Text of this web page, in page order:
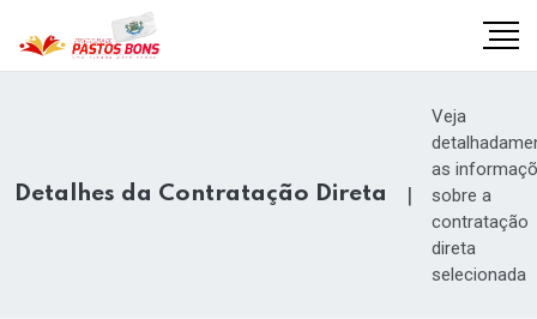
Detalhes da Contratação Direta |
Veja
as
sobre a
contratação
direta
selecionada